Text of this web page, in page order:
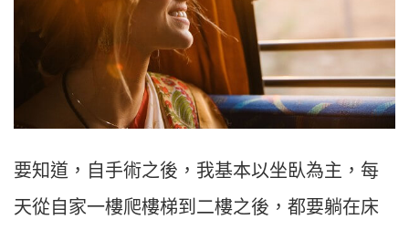
要知道，自手術之後，我基本以坐臥為主，每
天從自家一樓爬樓梯到二樓之後，都要躺在床